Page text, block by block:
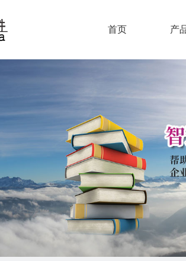
首页 产